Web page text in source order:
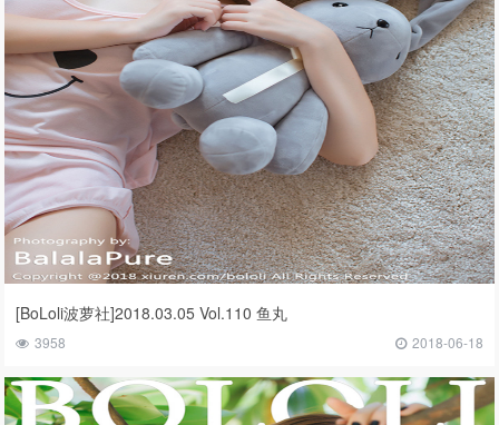
[BoLoli波萝社]2018.03.05 Vol.110 鱼丸
3958 2018-06-18